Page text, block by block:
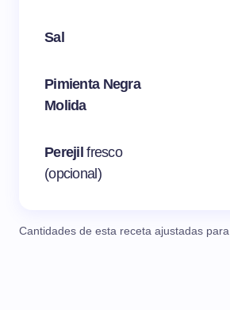
Sal
Pimienta Negra
Molida
Perejilfresco
(opcional)
Cantidades de esta receta ajustadas para